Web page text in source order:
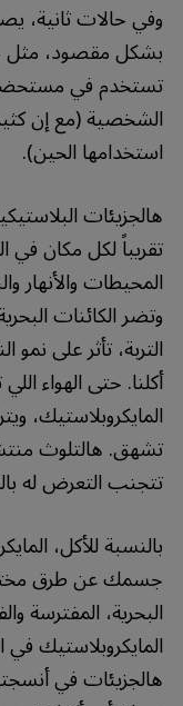
وفي حالات ثانية،
بشكل مقصود، مثل
تستخدم في
الشخصية (مع إن
استخدامها الحين).
هالجزيئات
تقريباً لكل مكان في
المحيطات والأنهار
وتضر الكائنات
التربة، تأثر على
أكلنا. حتى الهواء
المايكروبلاستيك،
تشهق. هالتلوث
تتجنب التعرض له
بالنسبة للأكل،
جسمك عن طرق
البحرية، المفترسة
المايكروبلاستيك في
هالجزيئات في